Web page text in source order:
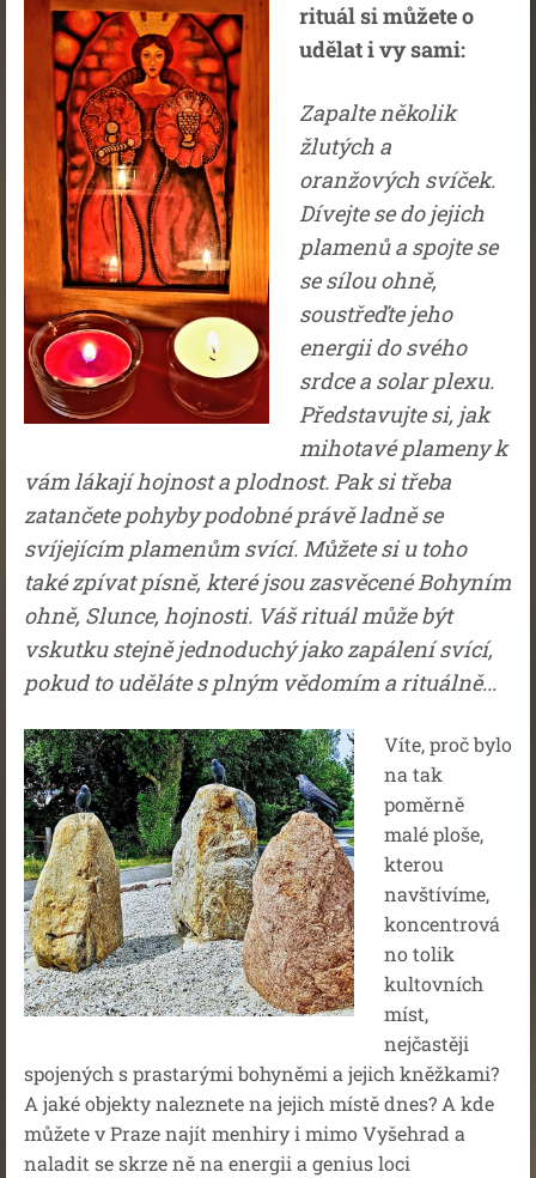
rituál si můžete o
udělat i vy sami:
Zapalte několik
žlutých a
oranžových svíček.
Dívejte se do jejich
plamenů a spojte se
se sílou ohně,
soustřeďte jeho
energii do svého
srdce a solar plexu.
Představujte si, jak
mihotavé plameny k
vám lákají hojnost a plodnost. Pak si třeba
zatančete pohyby podobné právě ladně se
svíjejícím plamenům svící. Můžete si u toho
také zpívat písně, které jsou zasvěcené Bohyním
ohně, Slunce, hojnosti. Váš rituál může být
vskutku stejně jednoduchý jako zapálení svící,
pokud to uděláte s plným vědomím a rituálně...
Víte, proč bylo
na tak
poměrně
malé ploše,
kterou
navštívíme,
koncentrová
no tolik
kultovních
míst,
nejčastěji
spojených s prastarými bohyněmi a jejich kněžkami?
A jaké objekty naleznete na jejich místě dnes? A kde
můžete v Praze najít menhiry i mimo Vyšehrad a
naladit se skrze ně na energii a genius loci